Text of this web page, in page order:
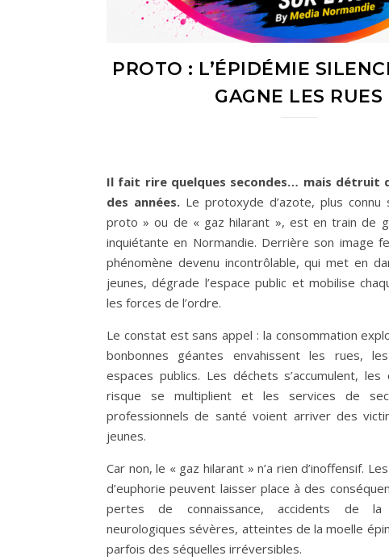
PROTO : L’ÉPIDÉMIE
GAGNE LES RUES
Il fait rire quelques secondes… mais détruit
des années. Le protoxyde d’azote, plus
proto » ou de « gaz hilarant », est en train de
inquiétante en Normandie. Derrière son image
phénomène devenu incontrôlable, qui met en
jeunes, dégrade l’espace public et mobilise
les forces de l’ordre.
Le constat est sans appel : la consommation
bonbonnes géantes envahissent les rues,
espaces publics. Les déchets s’accumulent,
risque se multiplient et les services de
professionnels de santé voient arriver des
jeunes.
Car non, le « gaz hilarant » n’a rien d’inoffensif.
d’euphorie peuvent laisser place à des
pertes de connaissance, accidents de
neurologiques sévères, atteintes de la moelle
parfois des séquelles irréversibles.